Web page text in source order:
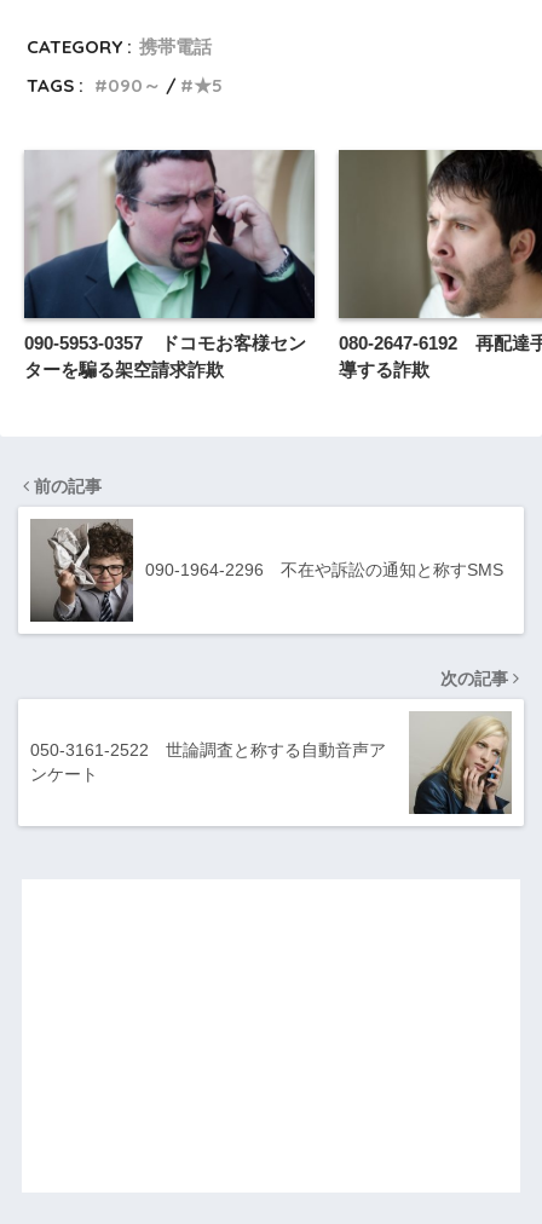
CATEGORY : 携帯電話
TAGS :
090～ ★5
090-5953-0357 ドコモお客様セン
ターを騙る架空請求詐欺
080-2647-6192 再配達
導する詐欺
前の記事
090-1964-2296 不在や訴訟の通知と称すSMS
次の記事
050-3161-2522 世論調査と称する自動音声ア
ンケート